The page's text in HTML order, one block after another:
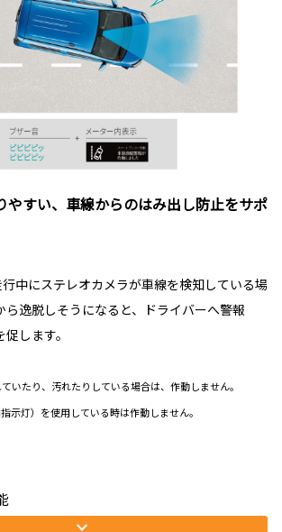
やすい、車線からのはみ出し防止をサポ
中にステレオカメラが車線を検知している場
ら逸脱しそうになると、ドライバーへ警報
します。
いたり、汚れたりしている場合は、作動しません。
示灯）を使用している時は作動しません。